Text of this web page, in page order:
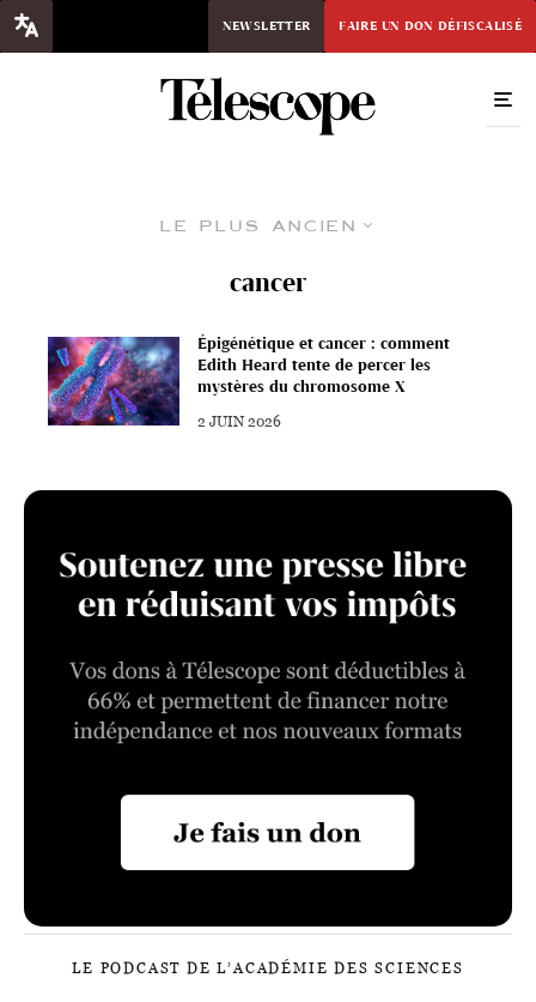
NEWSLETTER FAIRE UN DON DÉFISCALISÉ
Le plus ancien
cancer
Épigénétique et cancer : comment
Edith Heard tente de percer les
mystères du chromosome X
2 JUIN 2026
LE PODCAST DE L’ACADÉMIE DES SCIENCES